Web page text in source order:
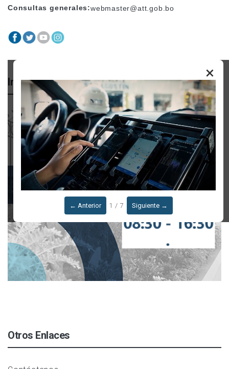
Consultas generales:webmaster@att.gob.bo
×
← Anterior 1 / 7 Siguiente →
Importante
Otros Enlaces